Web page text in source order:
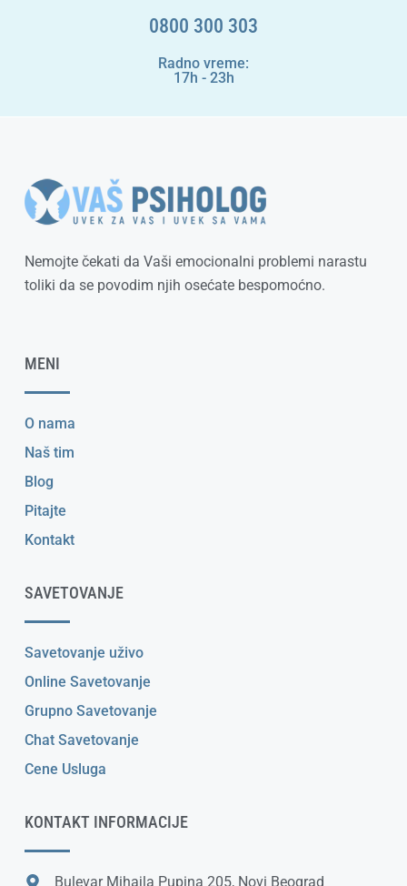
0800 300 303
Radno vreme:
17h - 23h
Nemojte čekati da Vaši emocionalni problemi narastu
toliki da se povodim njih osećate bespomoćno.
MENI
O nama
Naš tim
Blog
Pitajte
Kontakt
SAVETOVANJE
Savetovanje uživo
Online Savetovanje
Grupno Savetovanje
Chat Savetovanje
Cene Usluga
KONTAKT INFORMACIJE
Bulevar Mihajla Pupina 205, Novi Beograd